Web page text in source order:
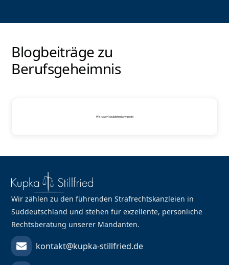
Blogbeiträge zu
Berufsgeheimnis
We haven't published any posts
Wir zählen zu den führenden Strafrechtskanzleien in
Süddeutschland und stehen für exzellente, persönliche
Rechtsberatung unserer Mandanten.
kontakt@kupka-stillfried.de